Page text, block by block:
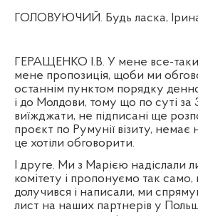
ГОЛОВУЮЧИЙ. Будь ласка,
ГЕРАЩЕНКО І.В. У мене все-таки
мене пропозиція, щоби ми
останнім пунктом порядку
і до Молдови, тому що по суті за
виїжджати, не підписані ще
проєкт по Румунії візиту, немає
це хотіли обговорити.
І друге. Ми з Марією надіслали
комітету і пропонуємо так само,
долучився і написали, ми
лист на наших партнерів у